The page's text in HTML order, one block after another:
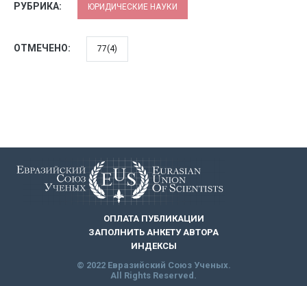
РУБРИКА: ЮРИДИЧЕСКИЕ НАУКИ
ОТМЕЧЕНО: 77(4)
ОПЛАТА ПУБЛИКАЦИИ
ЗАПОЛНИТЬ АНКЕТУ АВТОРА
ИНДЕКСЫ
© 2022 Евразийский Союз Ученых.
All Rights Reserved.